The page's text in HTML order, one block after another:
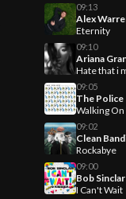
09:13
Alex
Eternity
09:10
Ariana
Hate that i
09:05
The Police
Walking
09:02
Clean
Rockabye
09:00
Bob
I Can't Wait